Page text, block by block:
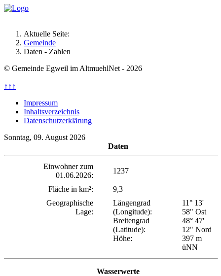
Aktuelle Seite:
Gemeinde
Daten - Zahlen
© Gemeinde Egweil im AltmuehlNet - 2026
↑↑↑
Impressum
Inhaltsverzeichnis
Datenschutzerklärung
Sonntag, 09. August 2026
Daten
Einwohner zum
01.06.2026:
1237
Fläche in km²:
9,3
Geographische
Lage:
Längengrad
(Longitude):
Breitengrad
(Latitude):
Höhe:
11° 13'
58" Ost
48° 47'
12" Nord
397 m
üNN
Wasserwerte